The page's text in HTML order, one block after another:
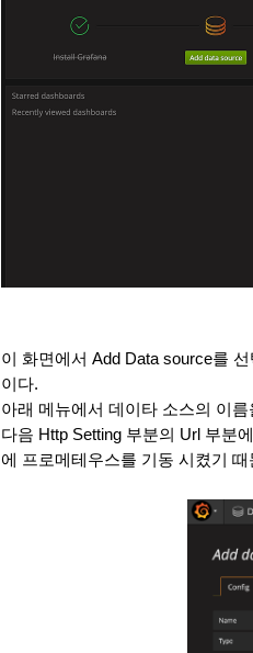
이 화면에서 Add Data source를
이다.
아래 메뉴에서 데이타 소스의 이
다음 Http Setting 부분의 Url 부분
에 프로메테우스를 기동 시켰기 때